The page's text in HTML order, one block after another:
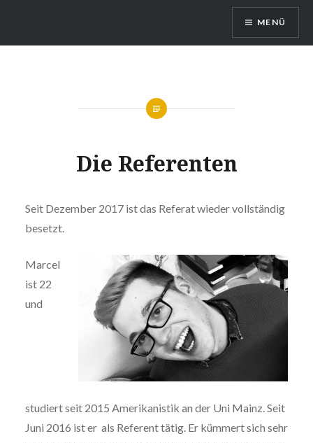
InhaltQueerreferat Mainz
MENÜ
Die Referenten
Seit Dezember 2017 ist das Referat wieder vollständig
besetzt.
Marcel
ist 22
und
studiert seit 2015 Amerikanistik an der Uni Mainz. Seit
Juni 2016 ist er als Referent tätig. Er kümmert sich sehr